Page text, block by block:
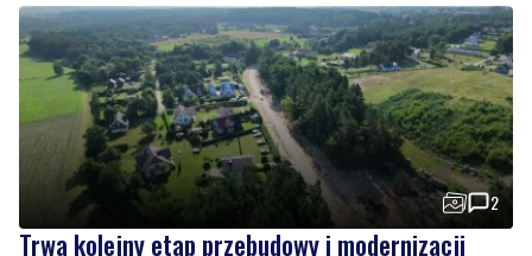
2
Trwa kolejny etap przebudowy i modernizacji
drogi prowadzącej do Dębek
Wiadomości